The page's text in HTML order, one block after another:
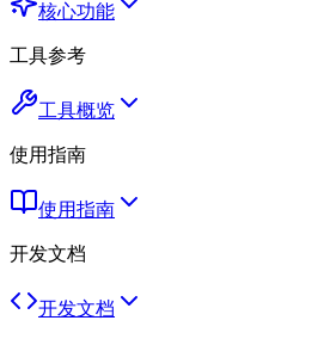
核心功能
工具参考
工具概览
使用指南
使用指南
开发文档
开发文档